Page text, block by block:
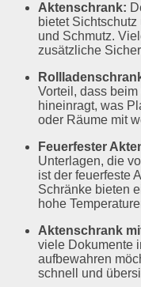
Aktenschrank:
bietet
und Schmutz.
zusätzliche
Vorteil, dass
hineinragt, was
oder Räume mit
Feuerfester
Unterlagen, die
ist der feuerfeste
Schränke bieten
hohe
Aktenschrank
viele Dokumente
aufbewahren
schnell und